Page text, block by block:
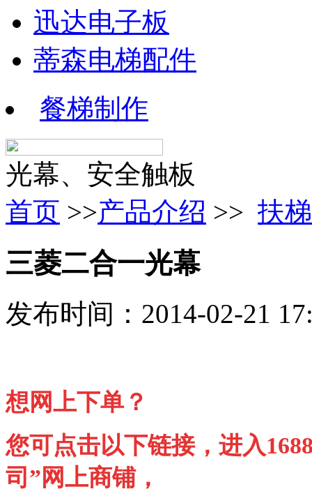
迅达电子板
蒂森电梯配件
餐梯制作
光幕、安全触板
首页 >>产品介绍 >> 扶
三菱二合一光幕
发布时间：2014-02-21
想网上下单？
您可点击以下链接，进入
司”网上商铺，